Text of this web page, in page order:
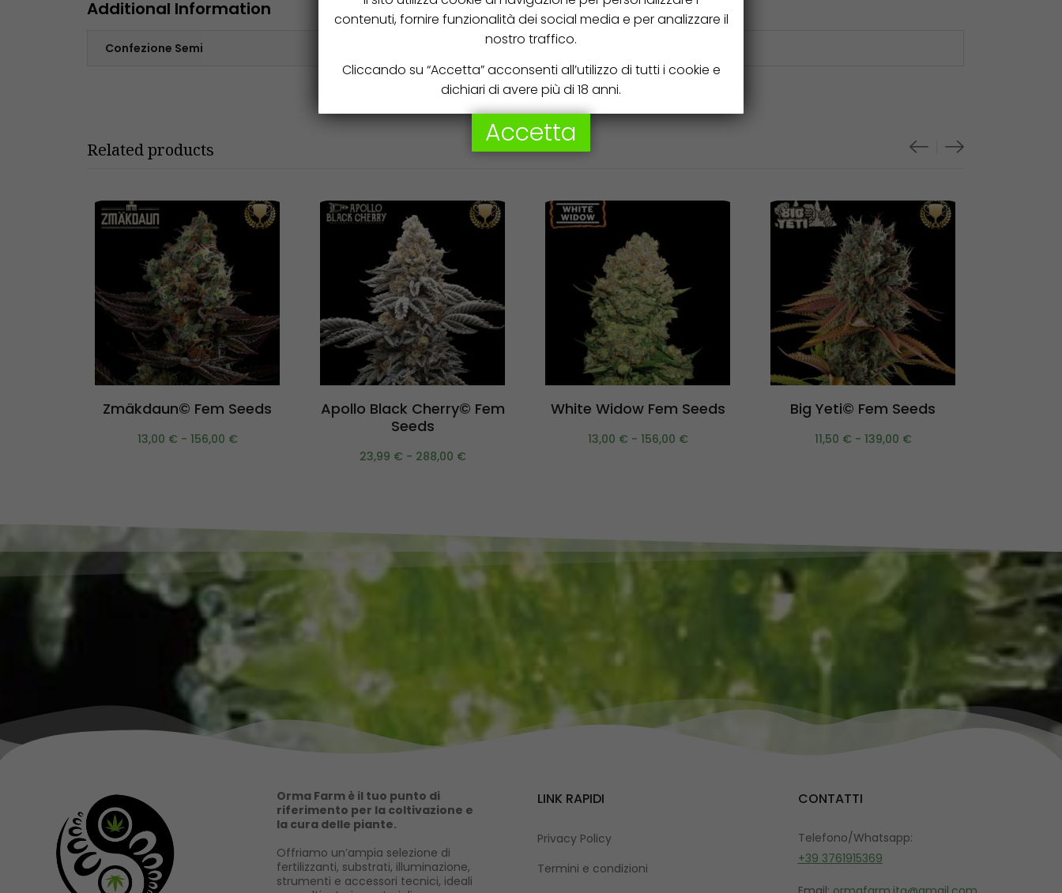
Additional Information
Confezione Semi 1, 3, 5, 10, 25
Related products
Scegli
Zmäkdaun© Fem Seeds
13,00 € - 156,00 €
Scegli
Apollo Black Cherry© Fem
Seeds
23,99 € - 288,00 €
Scegli
White Widow Fem Seeds
13,00 € - 156,00 €
Scegli
Big Yeti© Fem Seeds
11,50 € - 139,00 €
Orma Farm è il tuo punto di
riferimento per la coltivazione e
la cura delle piante.
Offriamo un’ampia selezione di
fertilizzanti, substrati, illuminazione,
strumenti e accessori tecnici, ideali
LINK RAPIDI
Privacy Policy
Termini e condizioni
CONTATTI
Telefono/Whatsapp:
+39 3761915369
contenuti, fornire funzionalità dei social media e per analizzare il
nostro traffico.
Cliccando su “Accetta” acconsenti all’utilizzo di tutti i cookie e
dichiari di avere più di 18 anni.
Accetta